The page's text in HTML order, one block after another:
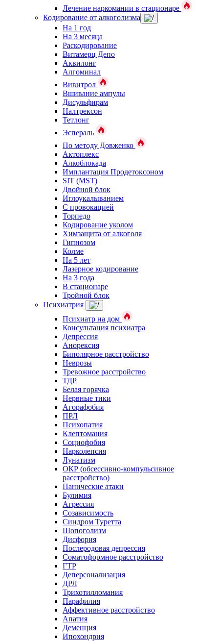
Лечение наркомании в стационаре
Кодирование от алкоголизма
На 1 год
На 3 месяца
Раскодирование
Витамерц Депо
Аквилонг
Алгоминал
Вивитрол
Вшивание ампулы
Дисульфирам
Налтрексон
Тетлонг
Эспераль
По методу Довженко
Актоплекс
Алкоблокада
Имплантация Продетоксоном
SIT (MST)
Двойной блок
Иглоукалыванием
С провокацией
Торпедо
Кодирование уколом
Химзащита от алкоголя
Гипнозом
Колме
На 5 лет
Лазерное кодирование
На 3 года
В стационаре
Тройной блок
Психиатрия
Психиатр на дом
Консультация психиатра
Депрессия
Анорексия
Биполярное расстройство
Неврозы
Тревожное расстройство
ТДР
Белая горячка
Нервные тики
Агорафобия
ПРЛ
Психопатия
Клептомания
Социофобия
Нарколепсия
Лунатизм
ОКР (обсессивно-компульсивное
расстройство)
Панические атаки
Булимия
Агрессия
Созависимость
Синдром Туретта
Шопоголизм
Дисфория
Послеродовая депрессия
Соматоформное расстройство
ГТР
Деперсонализация
ДРЛ
Трихотилломания
Парафилия
Аффективное расстройство
Апатия
Деменция
Ипохондрия